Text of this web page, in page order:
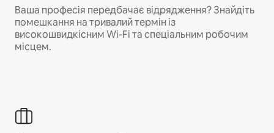
Ваша професія передбачає відрядження? Знайдіть
помешкання на тривалий термін із
високошвидкісним Wi-Fi та спеціальним робочим
місцем.